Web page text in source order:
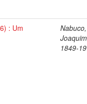
: Um
Nabuco,
1849-